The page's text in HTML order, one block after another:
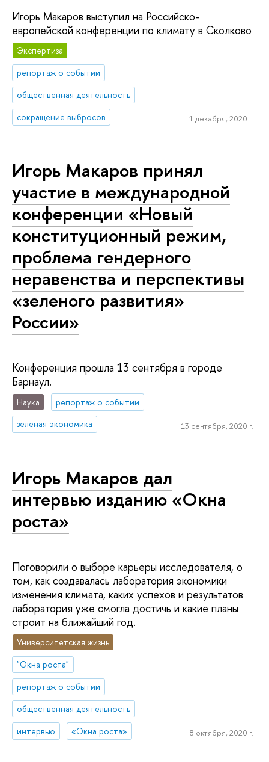
Игорь Макаров выступил на Российско-
европейской конференции по климату в Сколково
Экспертиза
репортаж о событии
общественная деятельность
сокращение выбросов
1 декабря, 2020 г.
Игорь Макаров принял
участие в международной
конференции «Новый
конституционный режим,
проблема гендерного
неравенства и перспективы
«зеленого развития»
России»
Конференция прошла 13 сентября в городе
Барнаул.
Наука
репортаж о событии
зеленая экономика
13 сентября, 2020 г.
Игорь Макаров дал
интервью изданию «Окна
роста»
Поговорили о выборе карьеры исследователя, о
том, как создавалась лаборатория экономики
изменения климата, каких успехов и результатов
лаборатория уже смогла достичь и какие планы
строит на ближайший год.
Университетская жизнь
"Окна роста"
репортаж о событии
общественная деятельность
интервью
«Окна роста» 8 октября, 2020 г.